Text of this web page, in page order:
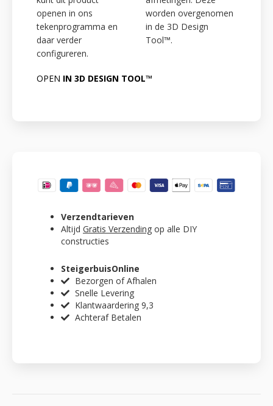
openen in ons
tekenprogramma en
daar verder
configureren.
worden overgenomen
in de 3D Design
Tool™.
OPEN IN 3D DESIGN TOOL™
Verzendtarieven
Altijd Gratis Verzending op alle DIY
constructies
SteigerbuisOnline
Bezorgen of Afhalen
Snelle Levering
Klantwaardering 9,3
Achteraf Betalen